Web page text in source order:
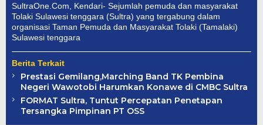
SultraOne.Com, Kendari- Sejumlah pemuda dan masyarakat
Tolaki Sulawesi tenggara (Sultra) yang tergabung dalam
organisasi Taman Pemuda dan Masyarakat Tolaki (Tamalaki)
Sulawesi tenggara
Berita Terkait
Prestasi Gemilang,Marching Band TK Pembina
Negeri Wawotobi Harumkan Konawe di CMBC Sultra
FORMAT Sultra, Tuntut Percepatan Penetapan
Tersangka Pimpinan PT OSS
DLH Konawe Tak